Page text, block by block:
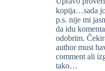
kopija…sada
p.s. nije mi
da idu
odobrim.
author must
comment ali
tako…